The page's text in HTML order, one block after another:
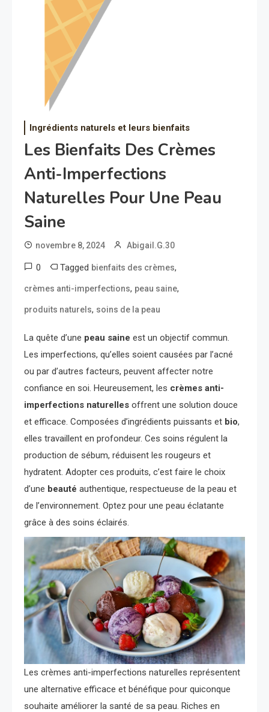
Ingrédients naturels et leurs bienfaits
Les Bienfaits Des Crèmes
Anti-Imperfections
Naturelles Pour Une Peau
Saine
novembre 8, 2024 Abigail.G.30
0 Tagged bienfaits des crèmes,
crèmes anti-imperfections, peau saine,
produits naturels, soins de la peau
La quête d’une peau saine est un objectif commun.
Les imperfections, qu’elles soient causées par l’acné
ou par d’autres facteurs, peuvent affecter notre
confiance en soi. Heureusement, les crèmes anti-
imperfections naturelles offrent une solution douce
et efficace. Composées d’ingrédients puissants et bio,
elles travaillent en profondeur. Ces soins régulent la
production de sébum, réduisent les rougeurs et
hydratent. Adopter ces produits, c’est faire le choix
d’une beauté authentique, respectueuse de la peau et
de l’environnement. Optez pour une peau éclatante
grâce à des soins éclairés.
Les crèmes anti-imperfections naturelles représentent
une alternative efficace et bénéfique pour quiconque
souhaite améliorer la santé de sa peau. Riches en